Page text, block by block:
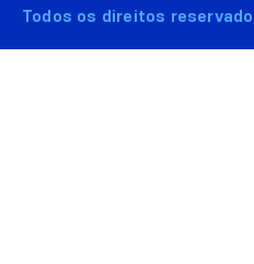
Todos os direitos